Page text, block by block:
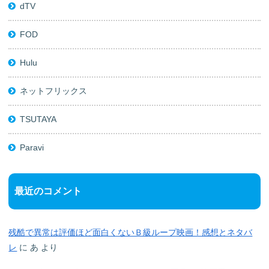
dTV
FOD
Hulu
ネットフリックス
TSUTAYA
Paravi
最近のコメント
残酷で異常は評価ほど面白くないＢ級ループ映画！感想とネタバ
レ に あ より